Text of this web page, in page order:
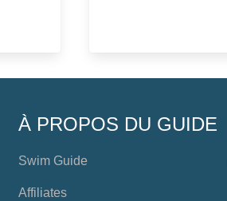
À PROPOS DU GUIDE
Swim Guide
Affiliates